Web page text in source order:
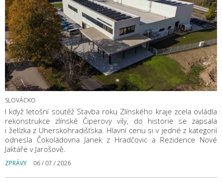
SLOVÁCKO
I když letošní soutěž Stavba roku Zlínského kraje zcela ovládla
rekonstrukce zlínské Čiperovy vily, do historie se zapsala
i želízka z Uherskohradišťska. Hlavní cenu si v jedné z kategorií
odnesla Čokoládovna Janek z Hradčovic a Rezidence Nové
Jaktáře v Jarošově.
ZPRÁVY 06 / 07 / 2026